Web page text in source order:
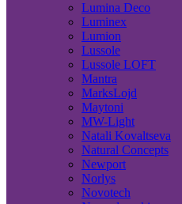
Lumina Deco
Luminex
Lumion
Lussole
Lussole LOFT
Mantra
MarksLojd
Maytoni
MW-Light
Natali Kovaltseva
Natural Concepts
Newport
Norlys
Novotech